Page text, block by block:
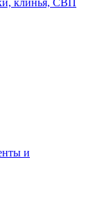
клинья, СВП
и